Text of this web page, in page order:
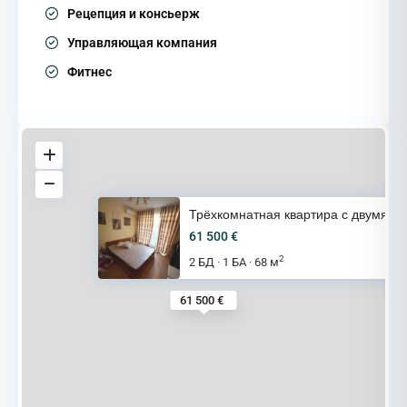
Рецепция и консьерж
Управляющая компания
Фитнес
61 500 €
Трёхкомнатная квартира с двумя
61 500 €
2 БД · 1 БА · 68 м2